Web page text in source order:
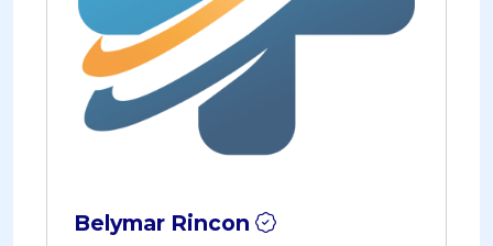
Belymar Rincon